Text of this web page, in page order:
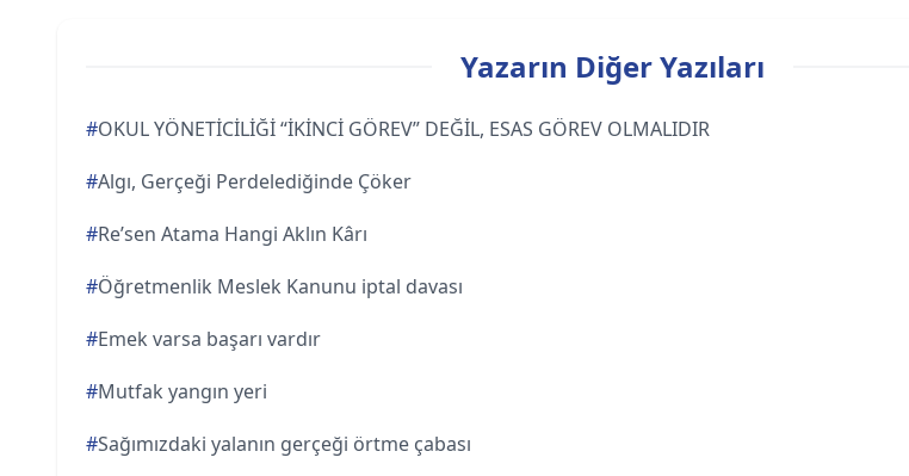
Yazarın Diğer Yazıları
#OKUL YÖNETİCİLİĞİ “İKİNCİ GÖREV” DEĞİL, ESAS GÖREV OLMALIDIR
#Algı, Gerçeği Perdelediğinde Çöker
#Re’sen Atama Hangi Aklın Kârı
#Öğretmenlik Meslek Kanunu iptal davası
#Emek varsa başarı vardır
#Mutfak yangın yeri
#Sağımızdaki yalanın gerçeği örtme çabası